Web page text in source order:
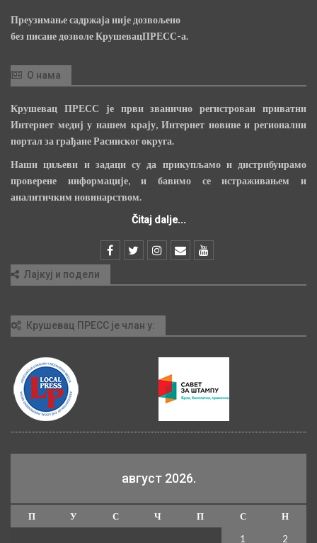
Преузимање садржаја није дозвољено
без писане дозволе КрушевацПРЕСС-а.
О нама
Крушевац ПРЕСС је први званично регистрован приватни
Интернет медиј у нашем крају, Интернет новине и регионални
портал за грађане Расинског округа.
Наши циљеви и задаци су да прикупљамо и дистрибуирамо
проверене информације, и бавимо се истраживањем и
аналитичким новинарством.
Čitaj dalje...
Лајкуј и подели
Крушевац ПРЕСС је члан у:
август 2026.
П У С Ч П С
Н
1
2